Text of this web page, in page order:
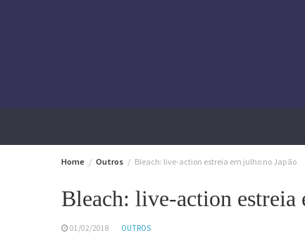
Home Outros Bleach: live-action estreia em julho no Japão
Bleach: live-action estreia
01/02/2018 OUTROS